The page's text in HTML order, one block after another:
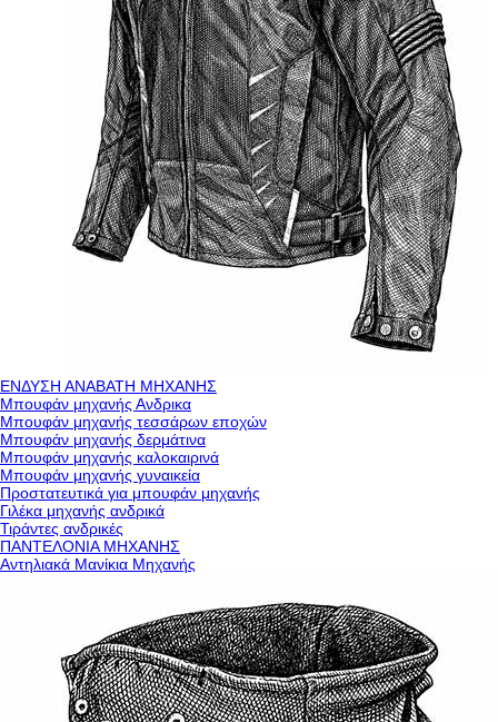
ΕΝΔΥΣΗ ΑΝΑΒΑΤΗ ΜΗΧΑΝΗΣ
Μπουφάν μηχανής Ανδρικα
Μπουφάν μηχανής τεσσάρων εποχών
Μπουφάν μηχανής δερμάτινα
Μπουφάν μηχανής καλοκαιρινά
Μπουφάν μηχανής γυναικεία
Προστατευτικά για μπουφάν μηχανής
Γιλέκα μηχανής ανδρικά
Τιράντες ανδρικές
ΠΑΝΤΕΛΟΝΙΑ ΜΗΧΑΝΗΣ
Αντηλιακά Μανίκια Μηχανής